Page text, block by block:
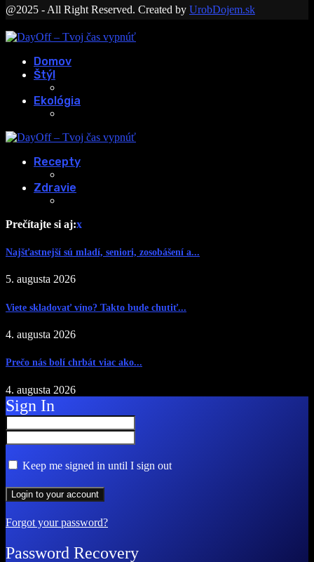
@2025 - All Right Reserved. Created by UrobDojem.sk
Domov
Štýl
Ekológia
Recepty
Zdravie
Prečítajte si aj:x
Najšťastnejší sú mladí, seniori, zosobášení a...
5. augusta 2026
Viete skladovať víno? Takto bude chutiť...
4. augusta 2026
Prečo nás bolí chrbát viac ako...
4. augusta 2026
Sign In
Keep me signed in until I sign out
Forgot your password?
Password Recovery